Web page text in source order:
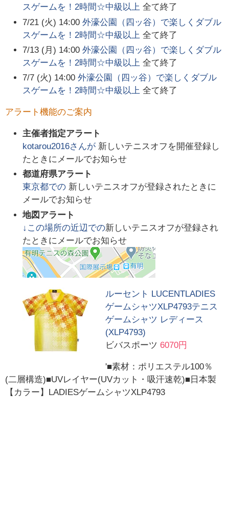
スゲームを！2時間☆中級以上 全て終了
7/21 (火) 14:00 外濠公園（四ッ谷）で楽しくダブル
スゲームを！2時間☆中級以上 全て終了
7/13 (月) 14:00 外濠公園（四ッ谷）で楽しくダブル
スゲームを！2時間☆中級以上 全て終了
7/7 (火) 14:00 外濠公園（四ッ谷）で楽しくダブル
スゲームを！2時間☆中級以上 全て終了
アラート機能のご案内
主催者指定アラート
kotarou2016さんが 新しいテニスオフを開催登録し
たときにメールでお知らせ
都道府県アラート
東京都での 新しいテニスオフが登録されたときに
メールでお知らせ
地図アラート
↓この場所の近辺での新しいテニスオフが登録され
たときにメールでお知らせ
ルーセント LUCENTLADIES
ゲームシャツXLP4793テニス
ゲームシャツ レディース
(XLP4793)
ビバスポーツ 6070円
'■素材：ポリエステル100％
(二層構造)■UVレイヤー(UVカット・吸汗速乾)■日本製
【カラー】LADIESゲームシャツXLP4793